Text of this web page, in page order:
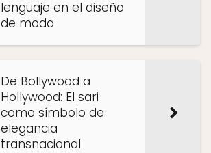
lenguaje en el diseño
de moda
De Bollywood a
Hollywood: El sari
como símbolo de
elegancia
transnacional